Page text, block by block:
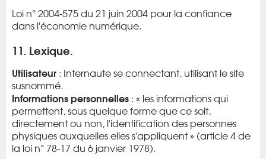
Loi n° 2004-575 du 21 juin 2004 pour la confiance
dans l'économie numérique.
11. Lexique.
Utilisateur : Internaute se connectant, utilisant le site
susnommé.
Informations personnelles : « les informations qui
permettent, sous quelque forme que ce soit,
directement ou non, l'identification des personnes
physiques auxquelles elles s'appliquent » (article 4 de
la loi n° 78-17 du 6 janvier 1978).